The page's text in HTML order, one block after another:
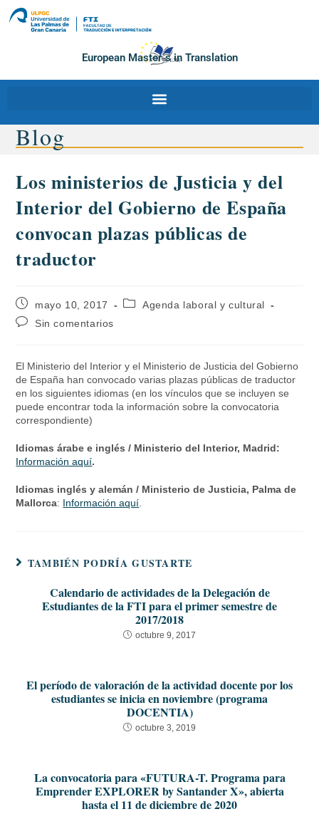
European Master´s in Translation
Blog
Los ministerios de Justicia y del
Interior del Gobierno de España
convocan plazas públicas de
traductor
mayo 10, 2017
Agenda laboral y cultural
Sin comentarios
El Ministerio del Interior y el Ministerio de Justicia del Gobierno
de España han convocado varias plazas públicas de traductor
en los siguientes idiomas (en los vínculos que se incluyen se
puede encontrar toda la información sobre la convocatoria
correspondiente)
Idiomas árabe e inglés / Ministerio del Interior, Madrid:
Información aquí.
Idiomas inglés y alemán / Ministerio de Justicia, Palma de
Mallorca: Información aquí.
TAMBIÉN PODRÍA GUSTARTE
Calendario de actividades de la Delegación de
Estudiantes de la FTI para el primer semestre de
2017/2018
octubre 9, 2017
El período de valoración de la actividad docente por los
estudiantes se inicia en noviembre (programa
DOCENTIA)
octubre 3, 2019
La convocatoria para «FUTURA-T. Programa para
Emprender EXPLORER by Santander X», abierta
hasta el 11 de diciembre de 2020